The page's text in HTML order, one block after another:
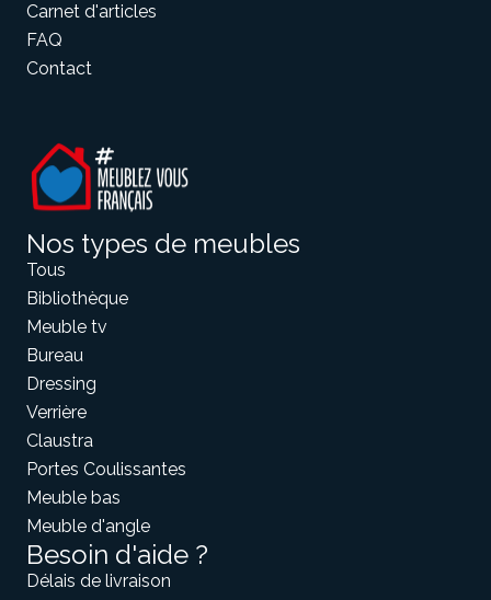
Carnet d'articles
FAQ
Contact
Nos types de meubles
Tous
Bibliothèque
Meuble tv
Bureau
Dressing
Verrière
Claustra
Portes Coulissantes
Meuble bas
Meuble d'angle
Besoin d'aide ?
Délais de livraison